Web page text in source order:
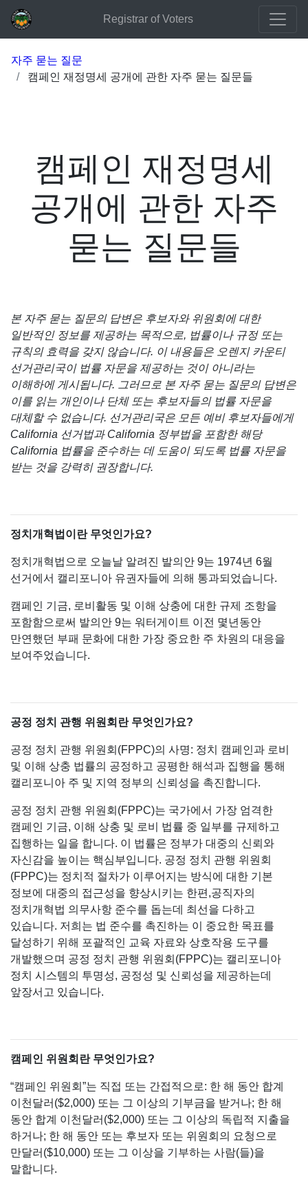
Registrar of Voters
자주 묻는 질문
캠페인 재정명세 공개에 관한 자주 묻는 질문들
캠페인 재정명세
공개에 관한 자주
묻는 질문들
본 자주 묻는 질문의 답변은 후보자와 위원회에 대한
일반적인 정보를 제공하는 목적으로, 법률이나 규정 또는
규칙의 효력을 갖지 않습니다. 이 내용들은 오렌지 카운티
선거관리국이 법률 자문을 제공하는 것이 아니라는
이해하에 게시됩니다. 그러므로 본 자주 묻는 질문의 답변은
이를 읽는 개인이나 단체 또는 후보자들의 법률 자문을
대체할 수 없습니다. 선거관리국은 모든 예비 후보자들에게
California 선거법과 California 정부법을 포함한 해당
California 법률을 준수하는 데 도움이 되도록 법률 자문을
받는 것을 강력히 권장합니다.
정치개혁법이란 무엇인가요?
정치개혁법으로 오늘날 알려진 발의안 9는 1974년 6월
선거에서 캘리포니아 유권자들에 의해 통과되었습니다.
캠페인 기금, 로비활동 및 이해 상충에 대한 규제 조항을
포함함으로써 발의안 9는 워터게이트 이전 몇년동안
만연했던 부패 문화에 대한 가장 중요한 주 차원의 대응을
보여주었습니다.
공정 정치 관행 위원회란 무엇인가요?
공정 정치 관행 위원회(FPPC)의 사명: 정치 캠페인과 로비
및 이해 상충 법률의 공정하고 공평한 해석과 집행을 통해
캘리포니아 주 및 지역 정부의 신뢰성을 촉진합니다.
공정 정치 관행 위원회(FPPC)는 국가에서 가장 엄격한
캠페인 기금, 이해 상충 및 로비 법률 중 일부를 규제하고
집행하는 일을 합니다. 이 법률은 정부가 대중의 신뢰와
자신감을 높이는 핵심부입니다. 공정 정치 관행 위원회
(FPPC)는 정치적 절차가 이루어지는 방식에 대한 기본
정보에 대중의 접근성을 향상시키는 한편,공직자의
정치개혁법 의무사항 준수를 돕는데 최선을 다하고
있습니다. 저희는 법 준수를 촉진하는 이 중요한 목표를
달성하기 위해 포괄적인 교육 자료와 상호작용 도구를
개발했으며 공정 정치 관행 위원회(FPPC)는 캘리포니아
정치 시스템의 투명성, 공정성 및 신뢰성을 제공하는데
앞장서고 있습니다.
캠페인 위원회란 무엇인가요?
“캠페인 위원회”는 직접 또는 간접적으로: 한 해 동안 합계
이천달러($2,000) 또는 그 이상의 기부금을 받거나; 한 해
동안 합계 이천달러($2,000) 또는 그 이상의 독립적 지출을
하거나; 한 해 동안 또는 후보자 또는 위원회의 요청으로
만달러($10,000) 또는 그 이상을 기부하는 사람(들)을
말합니다.